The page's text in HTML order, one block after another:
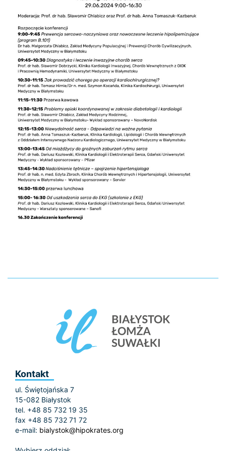
Kontakt
ul. Świętojańska 7
15-082 Białystok
tel. +48 85 732 19 35
fax +48 85 732 71 72
e-mail: bialystok@hipokrates.org